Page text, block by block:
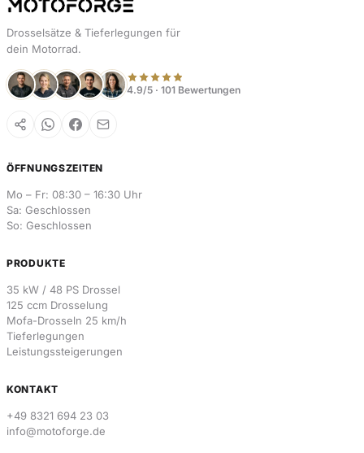
Drosselsätze & Tieferlegungen für
dein Motorrad.
4.9/5 · 101 Bewertungen
ÖFFNUNGSZEITEN
Mo – Fr: 08:30 – 16:30 Uhr
Sa: Geschlossen
So: Geschlossen
PRODUKTE
35 kW / 48 PS Drossel
125 ccm Drosselung
Mofa-Drosseln 25 km/h
Tieferlegungen
Leistungssteigerungen
KONTAKT
+49 8321 694 23 03
info@motoforge.de